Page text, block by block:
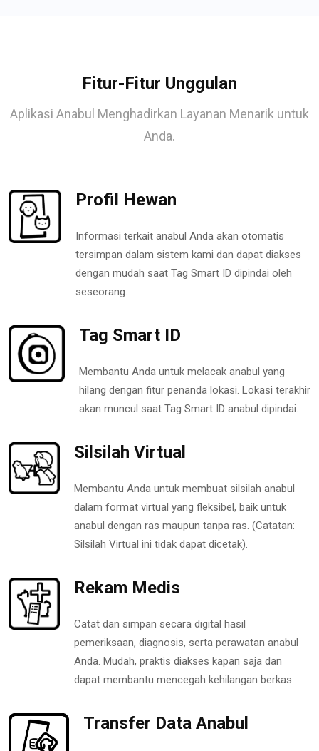
Fitur-Fitur Unggulan
Aplikasi Anabul Menghadirkan Layanan Menarik untuk
Anda.
Profil Hewan
Informasi terkait anabul Anda akan otomatis
tersimpan dalam sistem kami dan dapat diakses
dengan mudah saat Tag Smart ID dipindai oleh
seseorang.
Tag Smart ID
Membantu Anda untuk melacak anabul yang
hilang dengan fitur penanda lokasi. Lokasi terakhir
akan muncul saat Tag Smart ID anabul dipindai.
Silsilah Virtual
Membantu Anda untuk membuat silsilah anabul
dalam format virtual yang fleksibel, baik untuk
anabul dengan ras maupun tanpa ras. (Catatan:
Silsilah Virtual ini tidak dapat dicetak).
Rekam Medis
Catat dan simpan secara digital hasil
pemeriksaan, diagnosis, serta perawatan anabul
Anda. Mudah, praktis diakses kapan saja dan
dapat membantu mencegah kehilangan berkas.
Transfer Data Anabul